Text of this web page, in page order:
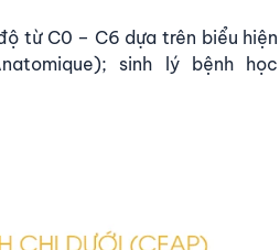
từ C0 – C6 dựa trên biểu hiện
sinh lý bệnh học